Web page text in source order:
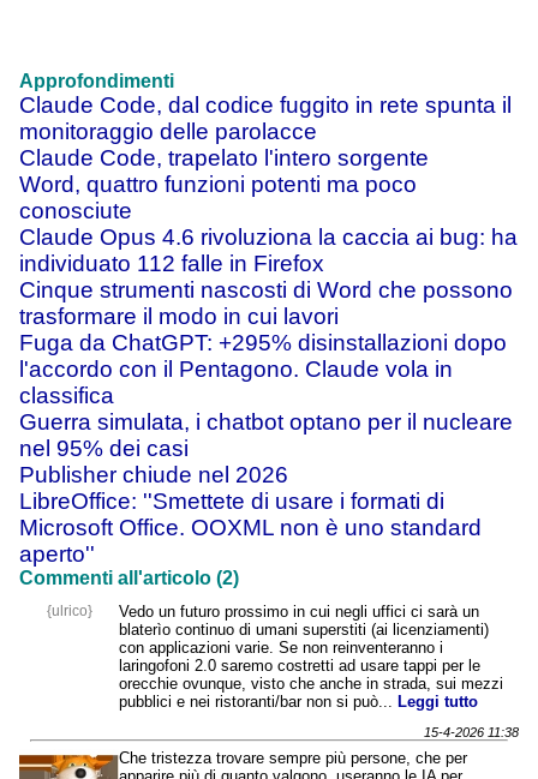
Approfondimenti
Claude Code, dal codice fuggito in rete spunta il
monitoraggio delle parolacce
Claude Code, trapelato l'intero sorgente
Word, quattro funzioni potenti ma poco
conosciute
Claude Opus 4.6 rivoluziona la caccia ai bug: ha
individuato 112 falle in Firefox
Cinque strumenti nascosti di Word che possono
trasformare il modo in cui lavori
Fuga da ChatGPT: +295% disinstallazioni dopo
l'accordo con il Pentagono. Claude vola in
classifica
Guerra simulata, i chatbot optano per il nucleare
nel 95% dei casi
Publisher chiude nel 2026
LibreOffice: ''Smettete di usare i formati di
Microsoft Office. OOXML non è uno standard
aperto''
Commenti all'articolo (2)
{ulrico}
Vedo un futuro prossimo in cui negli uffici ci sarà un
blaterìo continuo di umani superstiti (ai licenziamenti)
con applicazioni varie. Se non reinventeranno i
laringofoni 2.0 saremo costretti ad usare tappi per le
orecchie ovunque, visto che anche in strada, sui mezzi
pubblici e nei ristoranti/bar non si può...Leggi tutto
15-4-2026 11:38
Che tristezza trovare sempre più persone, che per